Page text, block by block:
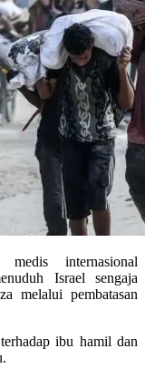
internasional
Israel sengaja
melalui pembatasan
ibu hamil dan